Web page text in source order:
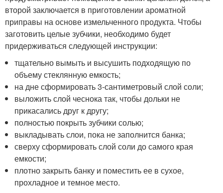
второй заключается в приготовлении ароматной
приправы на основе измельченного продукта. Чтобы
заготовить целые зубчики, необходимо будет
придерживаться следующей инструкции:
тщательно вымыть и высушить подходящую по
объему стеклянную емкость;
на дне сформировать 3-сантиметровый слой соли;
выложить слой чеснока так, чтобы дольки не
прикасались друг к другу;
полностью покрыть зубчики солью;
выкладывать слои, пока не заполнится банка;
сверху сформировать слой соли до самого края
емкости;
плотно закрыть банку и поместить ее в сухое,
прохладное и темное место.